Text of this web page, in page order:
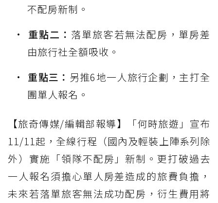
不配房新制。
重點二： 落單旅客若無法配房，單房差
由旅行社全額吸收。
重點三： 另推6地一人旅行企劃，主打全
團單人報名。
【旅奇傳媒/編輯部報導】「何時旅遊」宣布
11/11起，全線行程（國內及輕裝上陣系列除
外）實施「領隊不配房」新制。更打破過去
一人報名須擔心單人房差造成的旅費負擔，
未來若落單旅客無法成功配房，衍生費用將